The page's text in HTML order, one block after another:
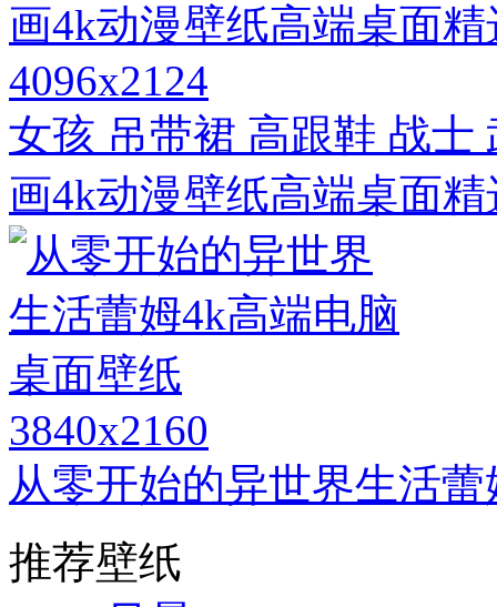
4096x2124
女孩 吊带裙 高跟鞋 战士
画4k动漫壁纸高端桌面精
3840x2160
从零开始的异世界生活
推荐壁纸